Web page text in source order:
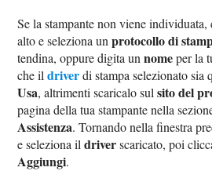
Se la stampante non viene
alto e seleziona unprotocollo di
tendina, oppure digita unnomeper la
che ildriverdi stampa selezionato sia
Usa, altrimenti scaricalo sulsito del
pagina della tua stampante nella
Assistenza. Tornando nella finestra
e seleziona ildriverscaricato, poi
Aggiungi.